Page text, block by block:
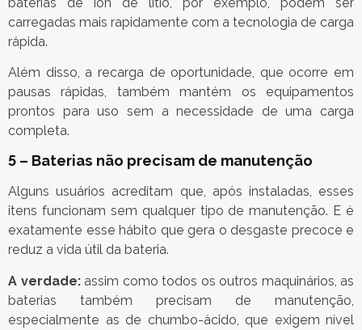
carregadas mais rapidamente com a tecnologia de carga
rápida.
Além disso, a recarga de oportunidade, que ocorre em
pausas rápidas, também mantém os equipamentos
prontos para uso sem a necessidade de uma carga
completa.
5 – Baterias não precisam de manutenção
Alguns usuários acreditam que, após instaladas, esses
itens funcionam sem qualquer tipo de manutenção. E é
exatamente esse hábito que gera o desgaste precoce e
reduz a vida útil da bateria.
A verdade:assim como todos os outros maquinários, as
baterias também precisam de manutenção,
especialmente as de chumbo-ácido, que exigem nível